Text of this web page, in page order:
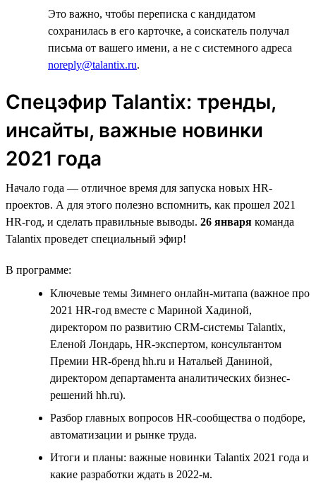
Это важно, чтобы переписка с кандидатом
сохранилась в его карточке, а соискатель получал
письма от вашего имени, а не с системного адреса
noreply@talantix.ru.
Спецэфир Talantiх: тренды,
инсайты, важные новинки
2021 года
Начало года — отличное время для запуска новых HR-
проектов. А для этого полезно вспомнить, как прошел 2021
HR-год, и сделать правильные выводы. 26 января команда
Talantix проведет специальный эфир!
В программе:
Ключевые темы Зимнего онлайн-митапа (важное про
2021 HR-год вместе с Мариной Хадиной,
директором по развитию CRM-системы Talantix,
Еленой Лондарь, HR-экспертом, консультантом
Премии HR-бренд hh.ru и Натальей Даниной,
директором департамента аналитических бизнес-
решений hh.ru).
Разбор главных вопросов HR-сообщества о подборе,
автоматизации и рынке труда.
Итоги и планы: важные новинки Talantix 2021 года и
какие разработки ждать в 2022-м.